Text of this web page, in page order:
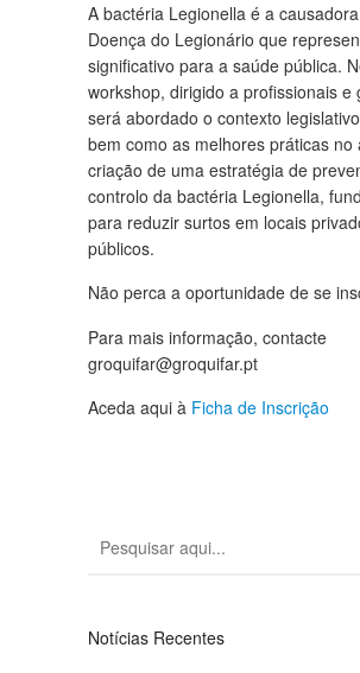
A bactéria Legionella é a
Doença do Legionário que
significativo para a saúde pública.
workshop, dirigido a profissionais e
será abordado o contexto
bem como as melhores práticas no
criação de uma estratégia de
controlo da bactéria Legionella,
para reduzir surtos em locais
públicos.
Não perca a oportunidade de se
Para mais informação, contacte
groquifar@groquifar.pt
Aceda aqui à Ficha de Inscrição
Notícias Recentes